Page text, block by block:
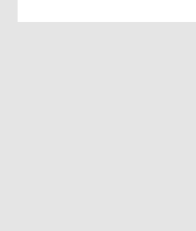
للمرحلة الثانية